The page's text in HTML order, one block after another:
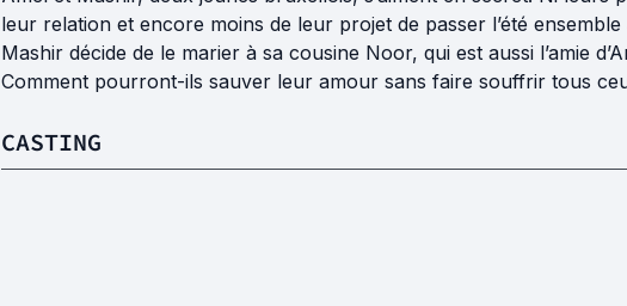
leur relation et encore moins de leur projet de passer l’été
Mashir décide de le marier à sa cousine Noor, qui est aussi l’amie
Comment pourront-ils sauver leur amour sans faire souffrir tous
CASTING